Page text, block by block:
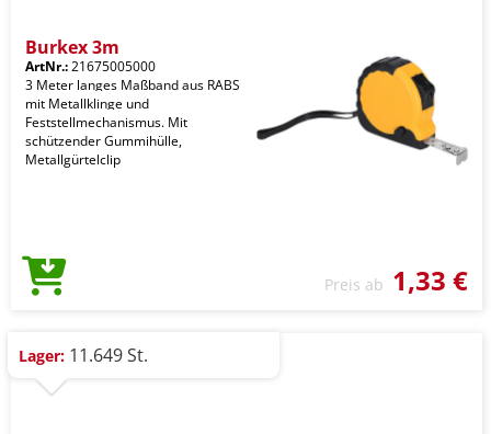
Burkex 3m
ArtNr.:21675005000
3 Meter langes Maßband aus RABS
mit Metallklinge und
Feststellmechanismus. Mit
schützender Gummihülle,
Metallgürtelclip
Preis ab 1,33 €
Lager: 11.649 St.